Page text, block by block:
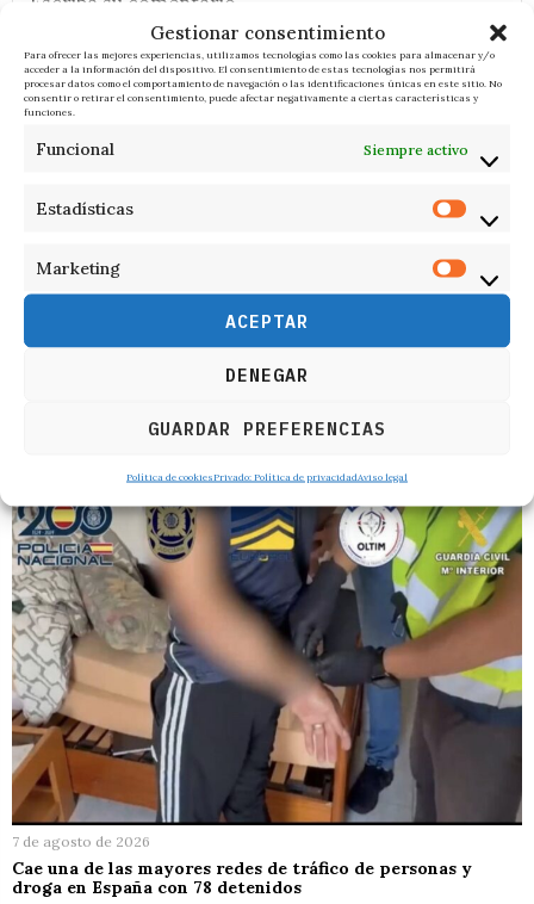
Gestionar consentimiento
Para ofrecer las mejores experiencias, utilizamos tecnologías como las cookies para almacenar y/o
acceder a la información del dispositivo. El consentimiento de estas tecnologías nos permitirá
procesar datos como el comportamiento de navegación o las identificaciones únicas en este sitio. No
consentir o retirar el consentimiento, puede afectar negativamente a ciertas características y
funciones.
Funcional Siempre activo
Estadísticas
Marketing
ACEPTAR
DENEGAR
GUARDAR PREFERENCIAS
Política de cookiesPrivado: Política de privacidadAviso legal
RELACIONADOS
7 de agosto de 2026
Cae una de las mayores redes de tráfico de personas y
droga en España con 78 detenidos